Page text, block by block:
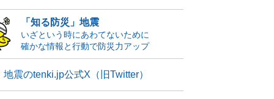
「知る防災」地震
いざという時にあわてないために
確かな情報と行動で防災力アップ
地震のtenki.jp公式X（旧Twitter）